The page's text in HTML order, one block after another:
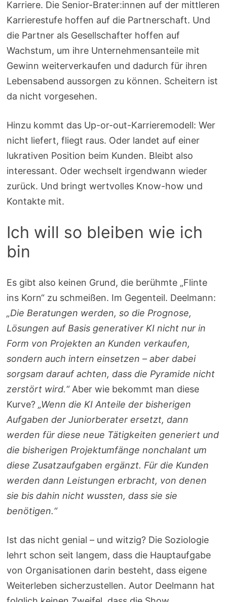
Karriere. Die Senior-Brater:innen auf der mittleren
Karrierestufe hoffen auf die Partnerschaft. Und
die Partner als Gesellschafter hoffen auf
Wachstum, um ihre Unternehmensanteile mit
Gewinn weiterverkaufen und dadurch für ihren
Lebensabend aussorgen zu können. Scheitern ist
da nicht vorgesehen.
Hinzu kommt das Up-or-out-Karrieremodell: Wer
nicht liefert, fliegt raus. Oder landet auf einer
lukrativen Position beim Kunden. Bleibt also
interessant. Oder wechselt irgendwann wieder
zurück. Und bringt wertvolles Know-how und
Kontakte mit.
Ich will so bleiben wie ich
bin
Es gibt also keinen Grund, die berühmte „Flinte
ins Korn“ zu schmeißen. Im Gegenteil. Deelmann:
„Die Beratungen werden, so die Prognose,
Lösungen auf Basis generativer KI nicht nur in
Form von Projekten an Kunden verkaufen,
sondern auch intern einsetzen – aber dabei
sorgsam darauf achten, dass die Pyramide nicht
zerstört wird.“Aber wie bekommt man diese
Kurve?„Wenn die KI Anteile der bisherigen
Aufgaben der Juniorberater ersetzt, dann
werden für diese neue Tätigkeiten generiert und
die bisherigen Projektumfänge nonchalant um
diese Zusatzaufgaben ergänzt. Für die Kunden
werden dann Leistungen erbracht, von denen
sie bis dahin nicht wussten, dass sie sie
benötigen.“
Ist das nicht genial – und witzig? Die Soziologie
lehrt schon seit langem, dass die Hauptaufgabe
von Organisationen darin besteht, dass eigene
Weiterleben sicherzustellen. Autor Deelmann hat